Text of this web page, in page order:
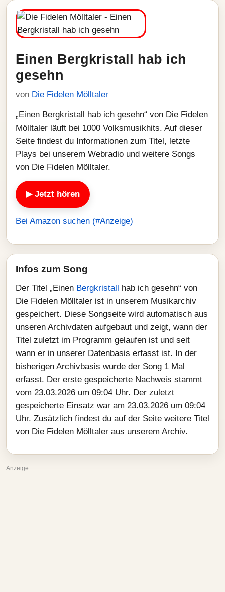
Einen Bergkristall hab ich
gesehn
von Die Fidelen Mölltaler
„Einen Bergkristall hab ich gesehn“ von Die Fidelen
Mölltaler läuft bei 1000 Volksmusikhits. Auf dieser
Seite findest du Informationen zum Titel, letzte
Plays bei unserem Webradio und weitere Songs
von Die Fidelen Mölltaler.
▶ Jetzt hören
Bei Amazon suchen (#Anzeige)
Infos zum Song
Der Titel „Einen Bergkristall hab ich gesehn“ von
Die Fidelen Mölltaler ist in unserem Musikarchiv
gespeichert. Diese Songseite wird automatisch aus
unseren Archivdaten aufgebaut und zeigt, wann der
Titel zuletzt im Programm gelaufen ist und seit
wann er in unserer Datenbasis erfasst ist. In der
bisherigen Archivbasis wurde der Song 1 Mal
erfasst. Der erste gespeicherte Nachweis stammt
vom 23.03.2026 um 09:04 Uhr. Der zuletzt
gespeicherte Einsatz war am 23.03.2026 um 09:04
Uhr. Zusätzlich findest du auf der Seite weitere Titel
von Die Fidelen Mölltaler aus unserem Archiv.
Anzeige